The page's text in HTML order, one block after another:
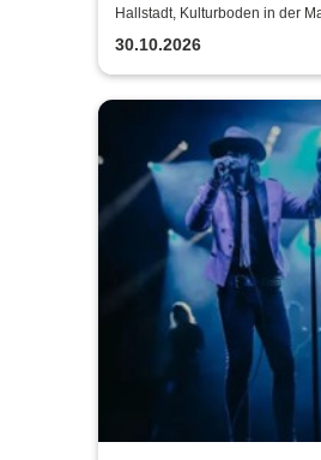
Band
Hallstadt, Kulturboden in der
30.10.2026